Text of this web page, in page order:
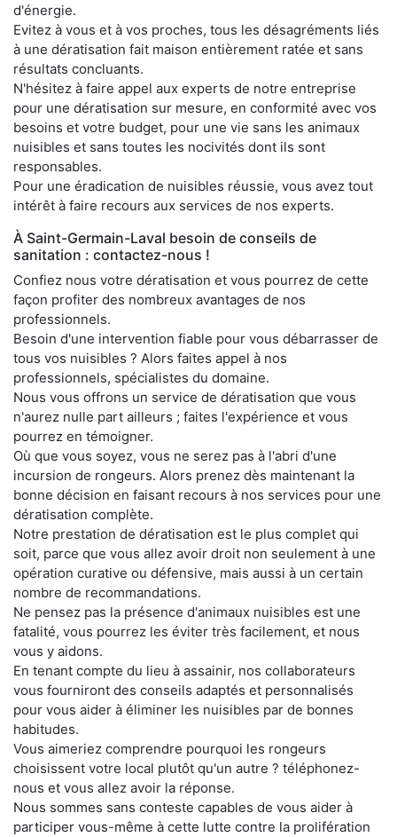
d'énergie.
Evitez à vous et à vos proches, tous les désagréments liés
à une dératisation fait maison entièrement ratée et sans
résultats concluants.
N'hésitez à faire appel aux experts de notre entreprise
pour une dératisation sur mesure, en conformité avec vos
besoins et votre budget, pour une vie sans les animaux
nuisibles et sans toutes les nocivités dont ils sont
responsables.
Pour une éradication de nuisibles réussie, vous avez tout
intérêt à faire recours aux services de nos experts.
À Saint-Germain-Laval besoin de conseils de
sanitation : contactez-nous !
Confiez nous votre dératisation et vous pourrez de cette
façon profiter des nombreux avantages de nos
professionnels.
Besoin d'une intervention fiable pour vous débarrasser de
tous vos nuisibles ? Alors faites appel à nos
professionnels, spécialistes du domaine.
Nous vous offrons un service de dératisation que vous
n'aurez nulle part ailleurs ; faites l'expérience et vous
pourrez en témoigner.
Où que vous soyez, vous ne serez pas à l'abri d'une
incursion de rongeurs. Alors prenez dès maintenant la
bonne décision en faisant recours à nos services pour une
dératisation complète.
Notre prestation de dératisation est le plus complet qui
soit, parce que vous allez avoir droit non seulement à une
opération curative ou défensive, mais aussi à un certain
nombre de recommandations.
Ne pensez pas la présence d'animaux nuisibles est une
fatalité, vous pourrez les éviter très facilement, et nous
vous y aidons.
En tenant compte du lieu à assainir, nos collaborateurs
vous fourniront des conseils adaptés et personnalisés
pour vous aider à éliminer les nuisibles par de bonnes
habitudes.
Vous aimeriez comprendre pourquoi les rongeurs
choisissent votre local plutôt qu'un autre ? téléphonez-
nous et vous allez avoir la réponse.
Nous sommes sans conteste capables de vous aider à
participer vous-même à cette lutte contre la prolifération